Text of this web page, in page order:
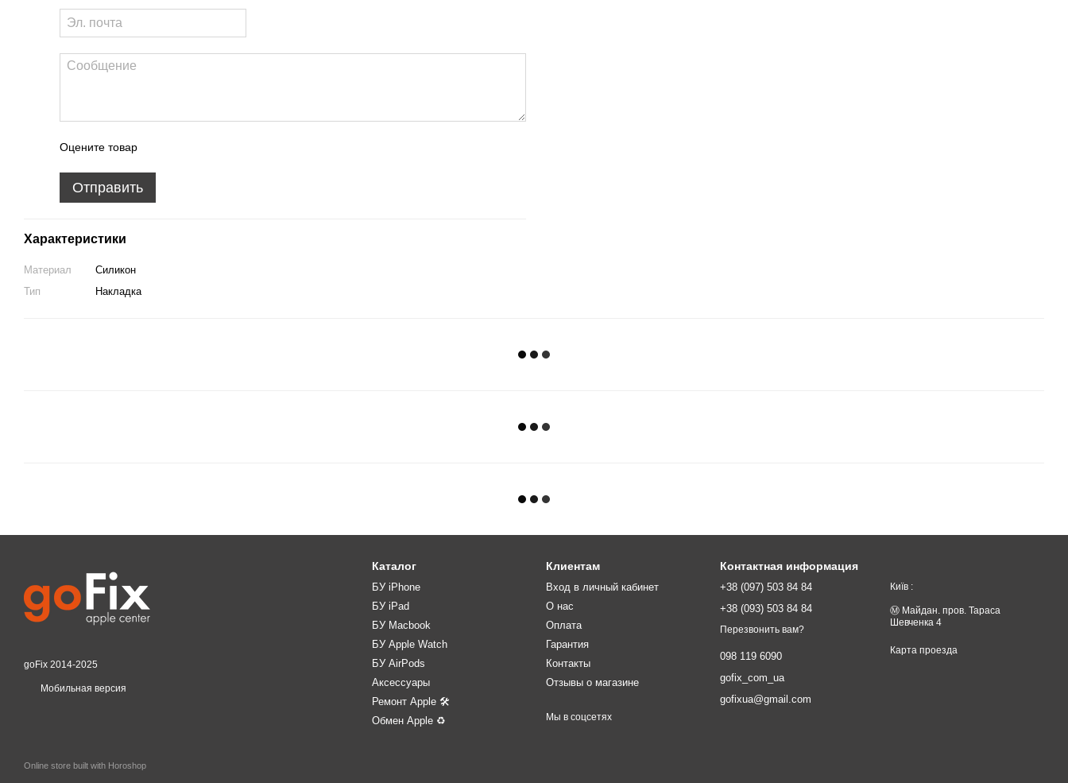
Оцените товар
Отправить
Характеристики
Материал
Силикон
Тип
Накладка
goFix 2014-2025
Мобильная версия
Online store built with Horoshop
Каталог
БУ iPhone
БУ iPad
БУ Macbook
БУ Apple Watch
БУ AirPods
Аксессуары
Ремонт Apple 🛠
Обмен Apple ♻️
Клиентам
Вход в личный кабинет
О нас
Оплата
Гарантия
Контакты
Отзывы о магазине
Мы в соцсетях
Контактная информация
+38 (097) 503 84 84
+38 (093) 503 84 84
Перезвонить вам?
098 119 6090
gofix_com_ua
gofixua@gmail.com
Київ :
Ⓜ️ Майдан. пров. Тараса
Шевченка 4
Карта проезда